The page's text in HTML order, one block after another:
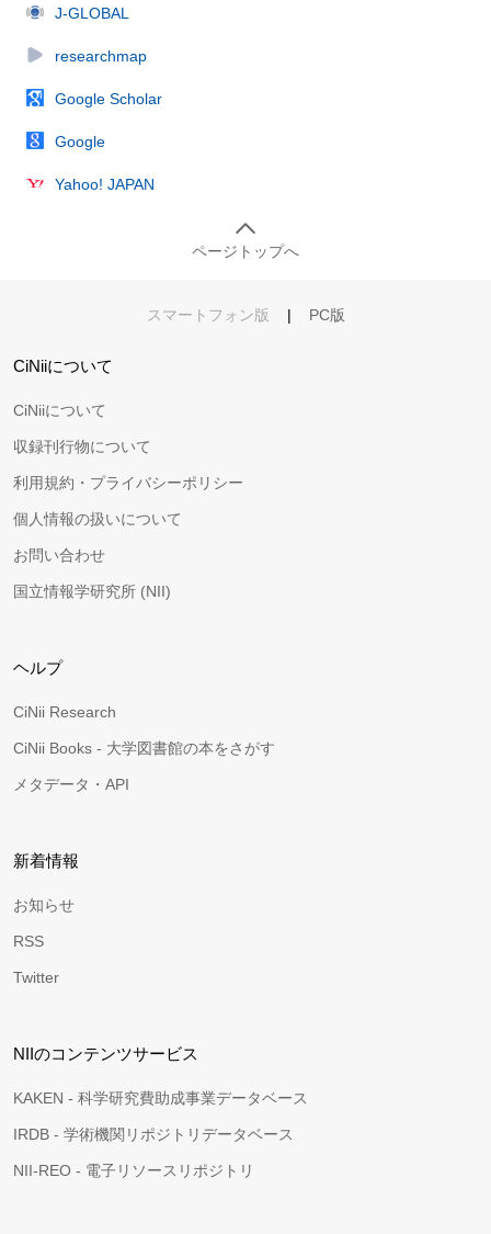
J-GLOBAL
researchmap
Google Scholar
Google
Yahoo! JAPAN
ページトップへ
スマートフォン版 | PC版
CiNiiについて
CiNiiについて
収録刊行物について
利用規約・プライバシーポリシー
個人情報の扱いについて
お問い合わせ
国立情報学研究所 (NII)
ヘルプ
CiNii Research
CiNii Books - 大学図書館の本をさがす
メタデータ・API
新着情報
お知らせ
RSS
Twitter
NIIのコンテンツサービス
KAKEN - 科学研究費助成事業データベース
IRDB - 学術機関リポジトリデータベース
NII-REO - 電子リソースリポジトリ